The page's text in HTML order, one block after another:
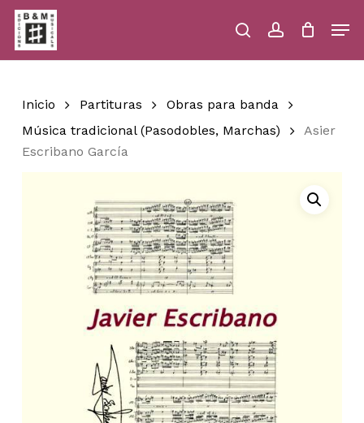
Skip
main
content
searchaccount
Close
Inicio Partituras
Obras para banda
Música tradicional (Pasodobles, Marchas)
Asier
Escribano García
Menu